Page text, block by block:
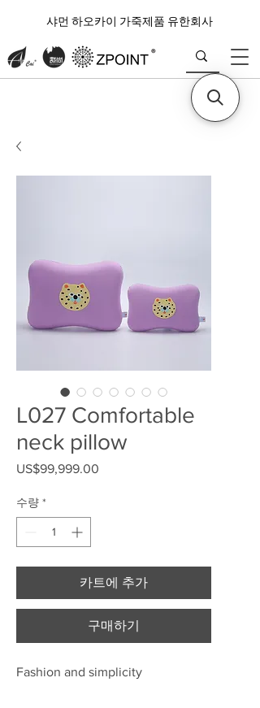
샤먼 하오카이 가죽제품 유한회사
L027 Comfortable
neck pillow
US$99,999.00
수량 *
카트에 추가
구매하기
Fashion and simplicity